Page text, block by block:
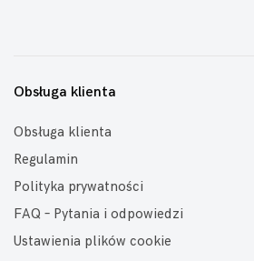
Obsługa klienta
Obsługa klienta
Regulamin
Polityka prywatności
FAQ – Pytania i odpowiedzi
Ustawienia plików cookie